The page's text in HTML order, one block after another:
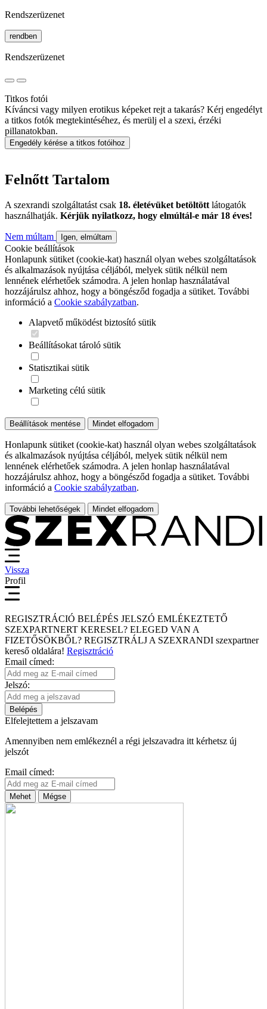
Rendszerüzenet
rendben
Rendszerüzenet
Titkos fotói
Kíváncsi vagy milyen erotikus képeket rejt a takarás? Kérj engedélyt
a titkos fotók megtekintéséhez, és merülj el a szexi, érzéki
pillanatokban.
Engedély kérése a titkos fotóihoz
Felnőtt Tartalom
A szexrandi szolgáltatást csak 18. életévüket betöltött látogatók
használhatják. Kérjük nyilatkozz, hogy elmúltál-e már 18 éves!
Nem múltam Igen, elmúltam
Cookie beállítások
Honlapunk sütiket (cookie-kat) használ olyan webes szolgáltatások
és alkalmazások nyújtása céljából, melyek sütik nélkül nem
lennének elérhetőek számodra. A jelen honlap használatával
hozzájárulsz ahhoz, hogy a böngésződ fogadja a sütiket. További
információ a Cookie szabályzatban.
Alapvető működést biztosító sütik
Beállításokat tároló sütik
Statisztikai sütik
Marketing célú sütik
Beállítások mentése Mindet elfogadom
Honlapunk sütiket (cookie-kat) használ olyan webes szolgáltatások
és alkalmazások nyújtása céljából, melyek sütik nélkül nem
lennének elérhetőek számodra. A jelen honlap használatával
hozzájárulsz ahhoz, hogy a böngésződ fogadja a sütiket. További
információ a Cookie szabályzatban.
További lehetőségek Mindet elfogadom
Vissza
Profil
REGISZTRÁCIÓ BELÉPÉS JELSZÓ EMLÉKEZTETŐ
SZEXPARTNERT KERESEL? ELEGED VAN A
FIZETŐSÖKBŐL? REGISZTRÁLJ A SZEXRANDI szexpartner
kereső oldalára! Regisztráció
Email címed:
Jelszó:
Belépés
Elfelejtettem a jelszavam
Amennyiben nem emlékeznél a régi jelszavadra itt kérhetsz új
jelszót
Email címed:
Mehet Mégse